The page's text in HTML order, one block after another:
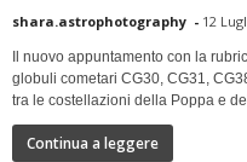
shara.astrophotography - 12
Il nuovo appuntamento con la
globuli cometari CG30, CG31,
tra le costellazioni della Poppa e
Continua a leggere